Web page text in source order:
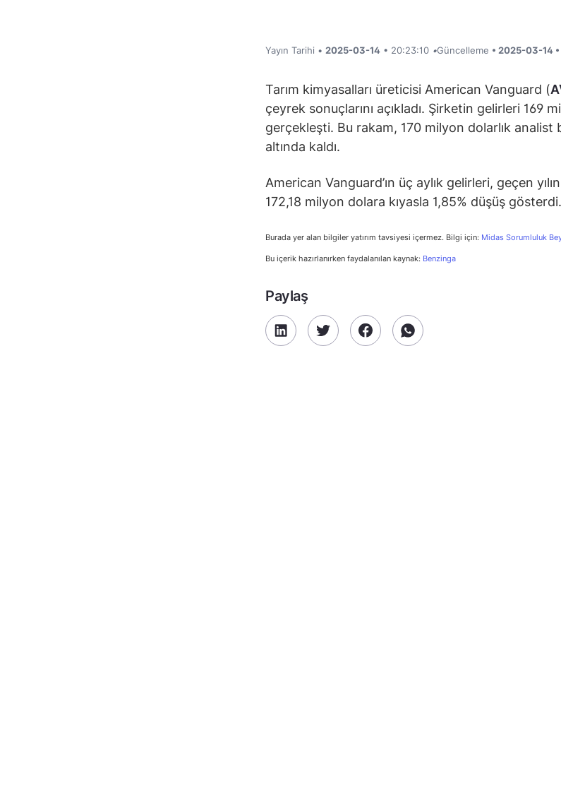
Yayın Tarihi • 2025-03-14 • 20:23:10 •Güncelleme • 2025-03-14 •
Tarım kimyasalları üreticisi American Vanguard (
çeyrek sonuçlarını açıkladı. Şirketin gelirleri 169
gerçekleşti. Bu rakam, 170 milyon dolarlık analist
altında kaldı.
American Vanguard’ın üç aylık gelirleri, geçen
172,18 milyon dolara kıyasla 1,85% düşüş gösterdi.
Burada yer alan bilgiler yatırım tavsiyesi içermez. Bilgi için: Midas Sorumluluk
Bu içerik hazırlanırken faydalanılan kaynak: Benzinga
Paylaş